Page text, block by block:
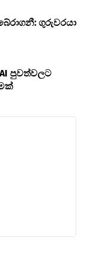
ගුරුවරයා
පුවත්වලට